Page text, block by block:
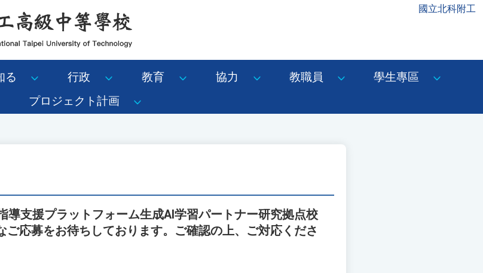
國立北科附工
る 行政 教育 協力 教職員
學生專區
プロジェクト計画
導支援プラットフォーム生成AI学習パートナー研究拠点校
ご応募をお待ちしております。ご確認の上、ご対応くださ